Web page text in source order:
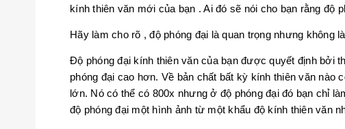
kính thiên văn mới của bạn . Ai đó sẽ nói cho bạn rằng độ
Hãy làm cho rõ , độ phóng đại là quan trọng nhưng không
Độ phóng đại kính thiên văn của bạn được quyết định bởi
phóng đại cao hơn. Về bản chất bất kỳ kính thiên văn nào
lớn. Nó có thể có 800x nhưng ở độ phóng đại đó bạn chỉ
độ phóng đại một hình ảnh từ một khẩu độ kính thiên văn